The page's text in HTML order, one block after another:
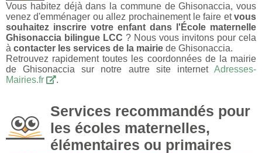
Vous habitez déjà dans la commune de Ghisonaccia, vous
venez d'emménager ou allez prochainement le faire etvous
souhaitez inscrire votre enfant dans l'École maternelle
Ghisonaccia bilingue LCC ? Nous vous invitons pour cela
à contacter les services de la mairie de Ghisonaccia.
Retrouvez rapidement toutes les coordonnées de la mairie
de Ghisonaccia sur notre autre site internet Adresses-
Mairies.fr
.
Services recommandés pour
les écoles maternelles,
élémentaires ou primaires